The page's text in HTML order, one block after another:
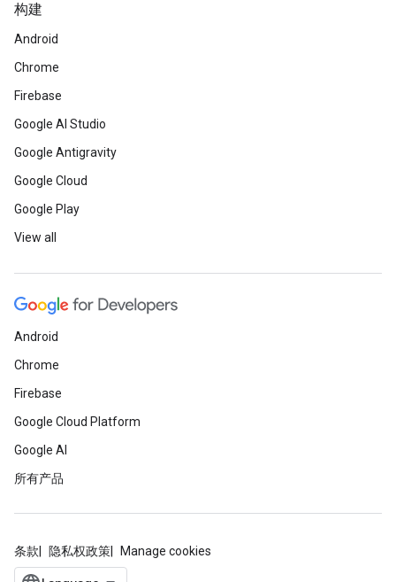
构建
Android
Chrome
Firebase
Google AI Studio
Google Antigravity
Google Cloud
Google Play
View all
Android
Chrome
Firebase
Google Cloud Platform
Google AI
所有产品
条款 隐私权政策 Manage cookies